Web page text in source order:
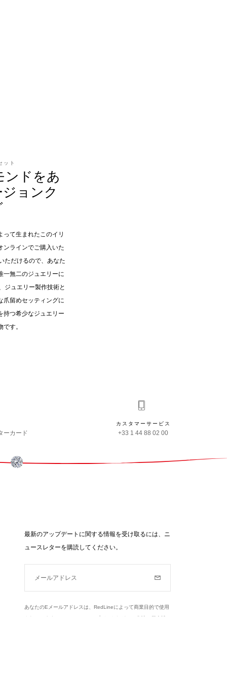
ット
ンドをあ
ョンク
って生まれたこのイリ
ンラインでご購入いた
ただけるので、あなた
一無二のジュエリーに
ジュエリー製作技術と
爪留めセッティングに
持つ希少なジュエリー
す。
ーカード
カスタマーサービス
+33 1 44 88 02 00
最新のアップデートに関する情報を受け取るには、ニ
ュースレターを購読してください。
メールアドレス
あなたのEメールアドレスは、RedLineによって商業目的で使用